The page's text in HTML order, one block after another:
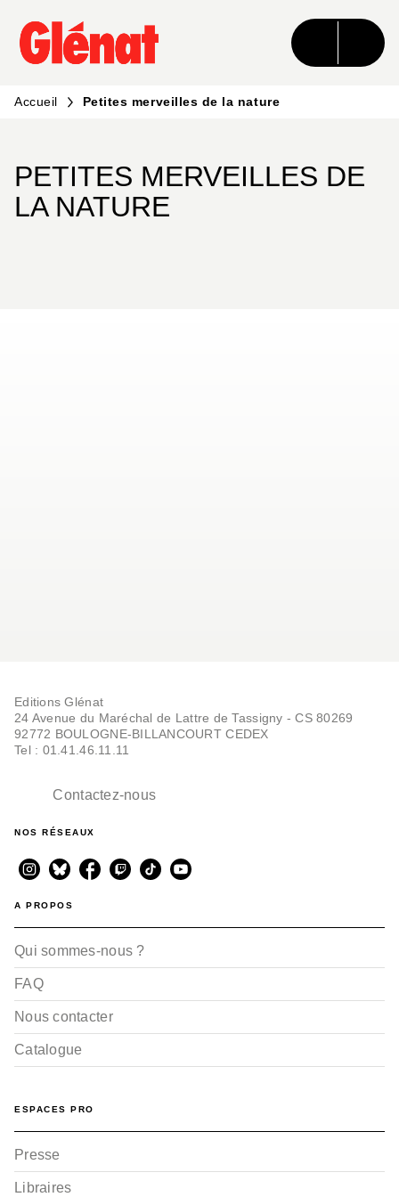
MENU RECHERCHE CONTENU
PIED DE PAGE
Accueil Petites merveilles de la nature
PETITES MERVEILLES DE
LA NATURE
Editions Glénat
24 Avenue du Maréchal de Lattre de Tassigny - CS 80269
92772 BOULOGNE-BILLANCOURT CEDEX
Tel : 01.41.46.11.11
Contactez-nous
NOS RÉSEAUX
A PROPOS
Qui sommes-nous ?
FAQ
Nous contacter
Catalogue
ESPACES PRO
Presse
Libraires